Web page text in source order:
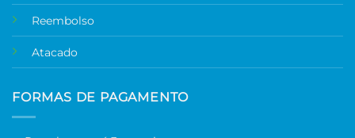
Reembolso
Atacado
FORMAS DE PAGAMENTO